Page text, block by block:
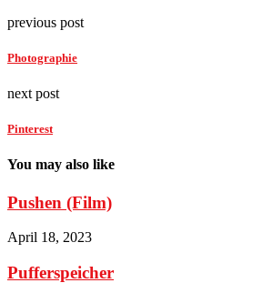
previous post
Photographie
next post
Pinterest
You may also like
Pushen (Film)
April 18, 2023
Pufferspeicher